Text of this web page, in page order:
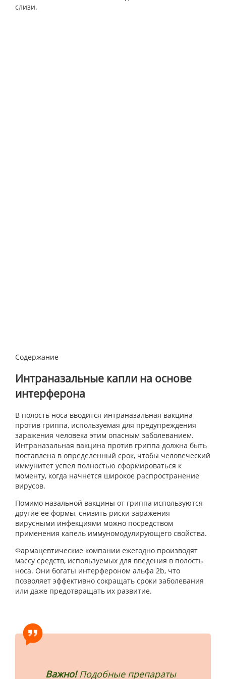
слизи.
Содержание
Интраназальные капли на основе
интерферона
В полость носа вводится интраназальная вакцина
против гриппа, используемая для предупреждения
заражения человека этим опасным заболеванием.
Интраназальная вакцина против гриппа должна быть
поставлена в определенный срок, чтобы человеческий
иммунитет успел полностью сформироваться к
моменту, когда начнется широкое распространение
вирусов.
Помимо назальной вакцины от гриппа используются
другие её формы, снизить риски заражения
вирусными инфекциями можно посредством
применения капель иммуномодулирующего свойства.
Фармацевтические компании ежегодно производят
массу средств, используемых для введения в полость
носа. Они богаты интерфероном альфа 2b, что
позволяет эффективно сокращать сроки заболевания
или даже предотвращать их развитие.
Важно!Подобные препараты